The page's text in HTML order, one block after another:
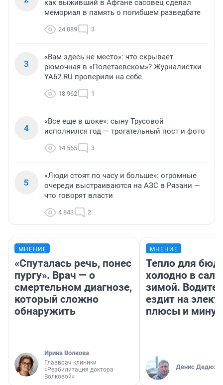
как выживший в Афгане сасовец сделал
мемориал в память о погибшем разведбате
24 089 3
3
«Вам здесь не место»: что скрывает
рюмочная в «Полетаевском»? Журналистки
YA62.RU проверили на себе
18 962 1
4
«Все еще в шоке»: сыну Трусовой
исполнился год — трогательный пост и фото
14 565 3
5
«Люди стоят по часу и больше»: огромные
очереди выстраиваются на АЗС в Рязани —
что говорят власти
4 843 2
МНЕНИЕ
«Спуталась речь, понес
пургу». Врач — о
смертельном диагнозе,
который сложно
обнаружить
Ирина Волкова
Главврач клиники
«Реабилитация доктора
Волковой»
МНЕНИЕ
Тепло для
холодно в
зимой.
ездит на
плюсы и
Денис